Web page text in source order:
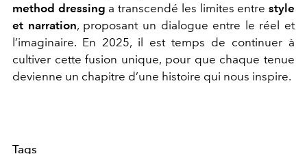
method dressing a transcendé les limites entrestyle
et narration, proposant un dialogue entre le réel et
l’imaginaire. En 2025, il est temps de continuer à
cultiver cette fusion unique, pour que chaque tenue
devienne un chapitre d’une histoire qui nous inspire.
Tags